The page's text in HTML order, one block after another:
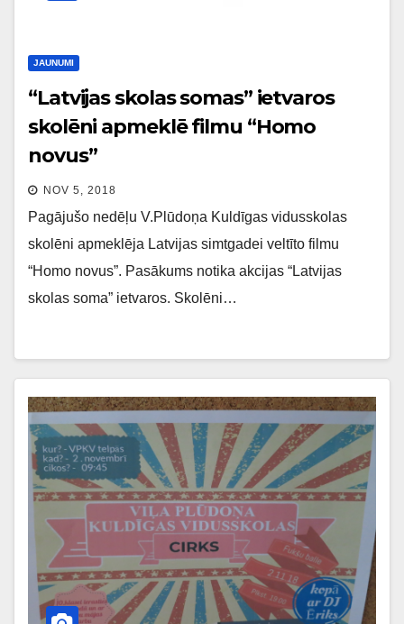
JAUNUMI
“Latvijas skolas somas” ietvaros
skolēni apmeklē filmu “Homo
novus”
NOV 5, 2018
Pagājušo nedēļu V.Plūdoņa Kuldīgas vidusskolas
skolēni apmeklēja Latvijas simtgadei veltīto filmu
“Homo novus”. Pasākums notika akcijas “Latvijas
skolas soma” ietvaros. Skolēni…